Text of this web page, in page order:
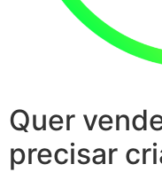
Quer
precisar